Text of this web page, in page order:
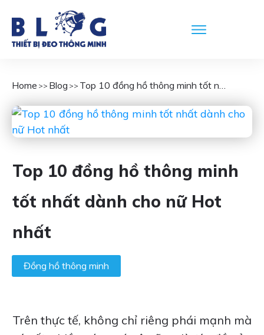
Home >> Blog >> Top 10 đồng hồ thông minh tốt nhất dành cho nữ Hot nhất
Top 10 đồng hồ thông minh
tốt nhất dành cho nữ Hot
nhất
Đồng hồ thông minh
Trên thực tế, không chỉ riêng phái mạnh mà